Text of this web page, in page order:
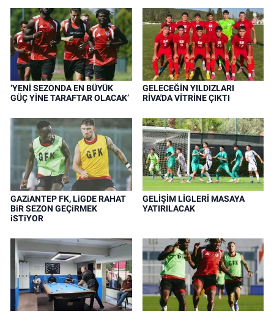
‘YENİ SEZONDA EN BÜYÜK
GÜÇ YİNE TARAFTAR OLACAK’
GELECEĞİN YILDIZLARI
RİVA'DA VİTRİNE ÇIKTI
GAZiANTEP FK, LiGDE RAHAT
BiR SEZON GEÇiRMEK
iSTiYOR
GELİŞİM LİGLERİ MASAYA
YATIRILACAK